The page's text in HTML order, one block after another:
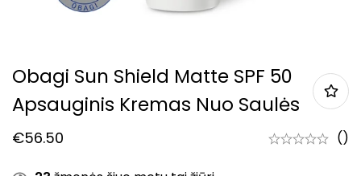
Obagi Sun Shield Matte SPF 50
Apsauginis Kremas Nuo Saulės
€56.50 ()